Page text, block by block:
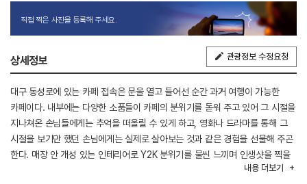
직접 찍은 사진을 등록해 주세요.
상세정보 관광정보 수정요청
대구 동성로에 있는 카페 접속은 문을 열고 들어선 순간 과거 여행이 가능한
카페이다. 내부에는 다양한 소품들이 카페의 분위기를 돋워 주고 있어 그 시절을
지나쳐온 손님들에게는 추억을 떠올릴 수 있게 하고, 영화나 드라마를 통해 그
시절을 보기만 했던 손님에게는 실제로 살아보는 것과 같은 경험을 선물해 주곤
한다. 매장 안 개성 있는 인테리어로 Y2K 분위기를 물씬 느끼며 인생샷을 찍을
수 있는 곳이다. 다양한 캐릭터를 이용한 독특한 메뉴는 모양도 이색적이며,
내용 더보기